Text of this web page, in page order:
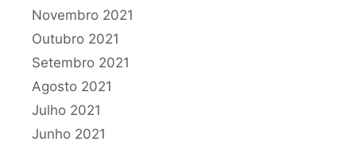
Novembro 2021
Outubro 2021
Setembro 2021
Agosto 2021
Julho 2021
Junho 2021